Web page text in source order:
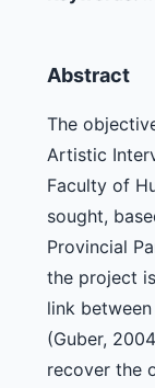
Abstract
The
Artistic
Faculty of
sought,
Provincial
the project
link
(Guber,
recover the